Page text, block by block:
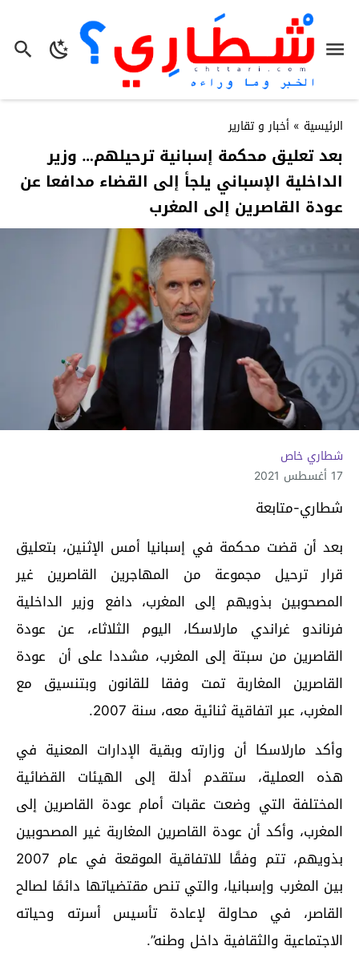
الرئيسية » أخبار و تقارير
بعد تعليق محكمة إسبانية ترحيلهم… وزير
الداخلية الإسباني يلجأ إلى القضاء مدافعا عن
عودة القاصرين إلى المغرب
شطاري خاص
17 أغسطس 2021
شطاري-متابعة
بعد أن قضت محكمة في إسبانيا أمس الإثنين، بتعليق
قرار ترحيل مجموعة من المهاجرين القاصرين غير
المصحوبين بذويهم إلى المغرب، دافع وزير الداخلية
فرناندو غراندي مارلاسكا، اليوم الثلاثاء، عن عودة
القاصرين من سبتة إلى المغرب، مشددا على أن عودة
القاصرين المغاربة تمت وفقا للقانون وبتنسيق مع
المغرب، عبر اتفاقية ثنائية معه، سنة 2007.
وأكد مارلاسكا أن وزارته وبقية الإدارات المعنية في
هذه العملية، ستقدم أدلة إلى الهيئات القضائية
المختلفة التي وضعت عقبات أمام عودة القاصرين إلى
المغرب، وأكد أن عودة القاصرين المغاربة غير المصحوبين
بذويهم، تتم وفقًا للاتفاقية الموقعة في عام 2007
بين المغرب وإسبانيا، والتي تنص مقتضياتها دائمًا لصالح
القاصر، في محاولة لإعادة تأسيس أسرته وحياته
الاجتماعية والثقافية داخل وطنه”.